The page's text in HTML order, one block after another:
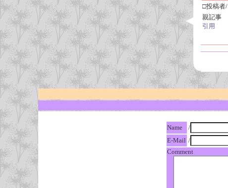
□投稿者/
親記事
引用
Name
/
E-Mail /
Comment